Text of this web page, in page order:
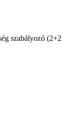
szabályozó (2+2